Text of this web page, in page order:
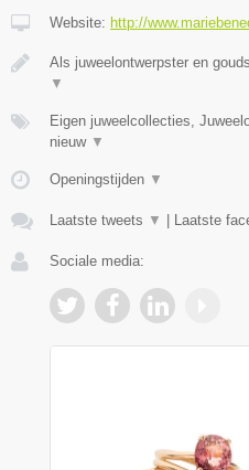
Website: http://
Als juweelontwerpster en
▼
Eigen juweelcollecties,
nieuw ▼
Openingstijden ▼
Laatste tweets ▼ Laatste
Sociale media: